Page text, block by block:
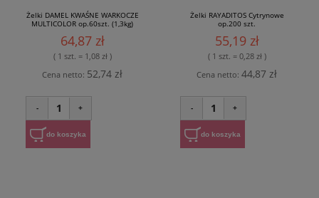
Żelki DAMEL KWAŚNE WARKOCZE
MULTICOLOR op.60szt. (1,3kg)
64,87 zł
( 1 szt. = 1,08 zł )
Cena netto: 52,74 zł
- 1 +
do koszyka
Żelki RAYADITOS Cytrynowe
op.200 szt.
55,19 zł
( 1 szt. = 0,28 zł )
Cena netto: 44,87 zł
- 1 +
do koszyka